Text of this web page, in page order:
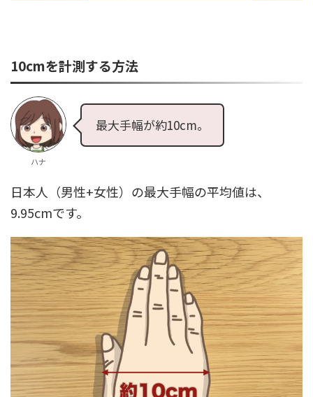
10cmを計測する方法
ハナ
最大手幅が約10cm。
日本人（男性+女性）の最大手幅の平均値は、
9.95cmです。